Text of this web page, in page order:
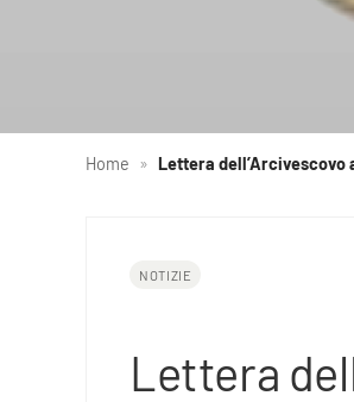
Home » Lettera dell’Arcivescovo
NOTIZIE
Lettera